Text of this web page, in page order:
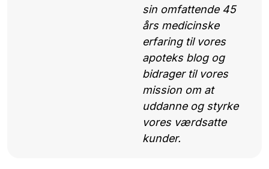
sin omfattende 45
års medicinske
erfaring til vores
apoteks blog og
bidrager til vores
mission om at
uddanne og styrke
vores værdsatte
kunder.